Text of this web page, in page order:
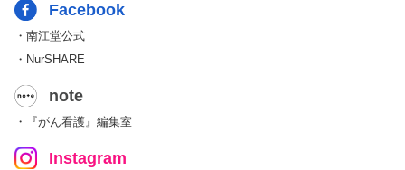
Facebook
・南江堂公式
・NurSHARE
note
・『がん看護』編集室
Instagram